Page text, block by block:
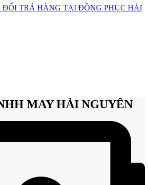
ĐỔI TRẢ HÀNG TẠI ĐỒNG PHỤC HẢI
MAY HẢI NGUYÊN